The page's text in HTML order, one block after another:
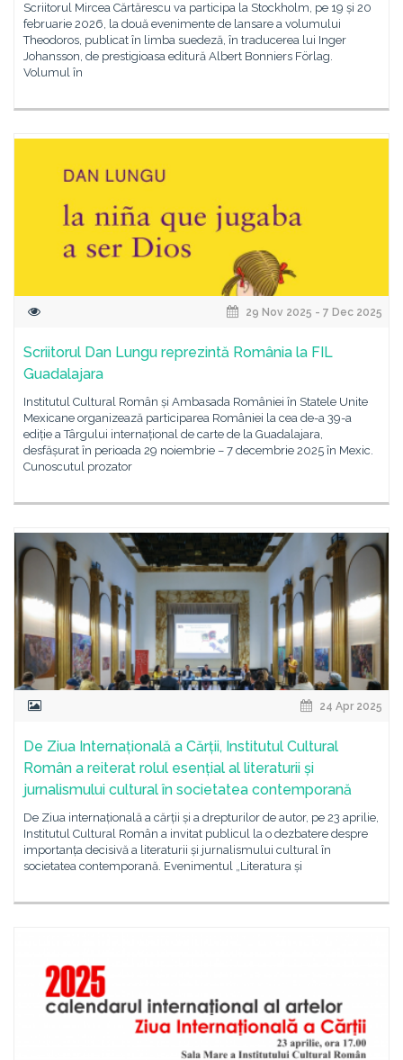
Scriitorul Mircea Cărtărescu va participa la Stockholm, pe 19 și 20
februarie 2026, la două evenimente de lansare a volumului
Theodoros, publicat în limba suedeză, în traducerea lui Inger
Johansson, de prestigioasa editură Albert Bonniers Förlag.
Volumul în
29 Nov 2025 - 7 Dec 2025
Scriitorul Dan Lungu reprezintă România la FIL
Guadalajara
Institutul Cultural Român și Ambasada României în Statele Unite
Mexicane organizează participarea României la cea de-a 39-a
ediție a Târgului internațional de carte de la Guadalajara,
desfășurat în perioada 29 noiembrie – 7 decembrie 2025 în Mexic.
Cunoscutul prozator
24 Apr 2025
De Ziua Internațională a Cărții, Institutul Cultural
Român a reiterat rolul esențial al literaturii și
jurnalismului cultural în societatea contemporană
De Ziua internațională a cărții și a drepturilor de autor, pe 23 aprilie,
Institutul Cultural Român a invitat publicul la o dezbatere despre
importanța decisivă a literaturii și jurnalismului cultural în
societatea contemporană. Evenimentul „Literatura și